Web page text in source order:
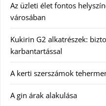
Az üzleti élet fontos
városában
Kukirin G2 alkatrészek:
karbantartással
A kerti szerszámok
A gin árak alakulása